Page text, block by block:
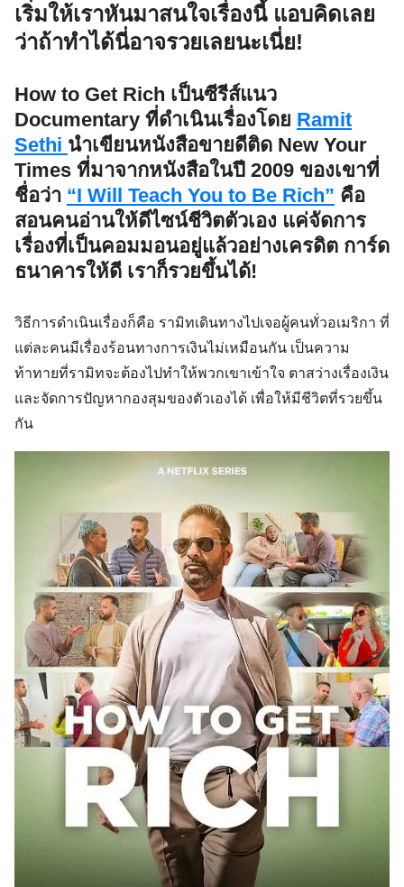
เริ่มให้เราหันมาสนใจเรื่องนี้ แอบคิดเลย
ว่าถ้าทำได้นี่อาจรวยเลยนะเนี่ย!
How to Get Rich เป็นซีรีส์แนว
Documentary ที่ดำเนินเรื่องโดย Ramit
Sethi นำเขียนหนังสือขายดีติด New Your
Times ที่มาจากหนังสือในปี 2009 ของเขาที่
ชื่อว่า “I Will Teach You to Be Rich” คือ
สอนคนอ่านให้ดีไซน์ชีวิตตัวเอง แค่จัดการ
เรื่องที่เป็นคอมมอนอยู่แล้วอย่างเครดิต การ์ด
ธนาคารให้ดี เราก็รวยขึ้นได้!
วิธีการดำเนินเรื่องก็คือ รามิทเดินทางไปเจอผู้คนทั่วอเมริกา ที่
แต่ละคนมีเรื่องร้อนทางการเงินไม่เหมือนกัน เป็นความ
ท้าทายที่รามิทจะต้องไปทำให้พวกเขาเข้าใจ ตาสว่างเรื่องเงิน
และจัดการปัญหากองสุมของตัวเองได้ เพื่อให้มีชีวิตที่รวยขึ้น
กัน